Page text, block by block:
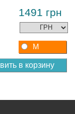
1491 грн
M